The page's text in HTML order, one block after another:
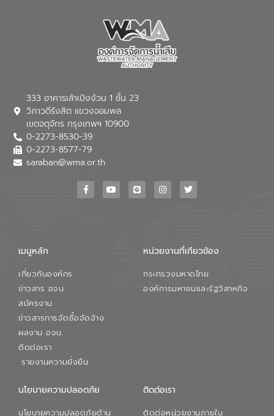
333 อาคารเล้าเป้งง้วน 1 ชั้น 23
วิภาวดีรังสิต แขวงจอมพล
เขตจตุจักร กรุงเทพฯ 10900
0-2273-8530-39
0-2273-8577-79
saraban@wma.or.th
เมนูหลัก
เกี่ยวกับองค์กร
ข่าวสาร อจน.
สมัครงาน
ข่าวสารการจัดซื้อจัดจ้าง
ผลงาน อจน.
ติดต่อเรา
รายงานความยั่งยืน
หน่วยงานที่เกียวข้อง
กระทรวงมหาดไทย
องค์การมหาชนและรัฐวิสาหกิจ
นโยบายความปลอดภัย
นโยบายความปลอดภัยด้าน
ติดต่อเรา
ติดต่อหน่วยงานภายใน